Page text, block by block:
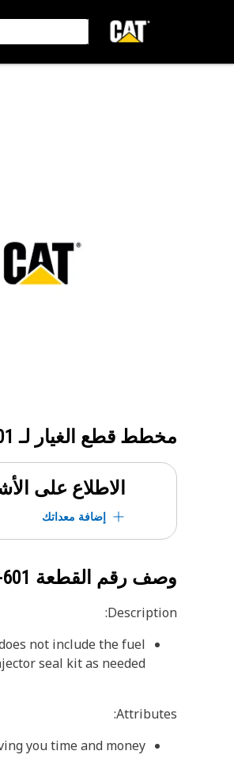
مخطط قطع الغيار لـ
الاطلاع على
إضافة معداتك
وصف رقم القطعة 601-4888
Description:
not include the fuel
seal kit as needed.
Attributes:
you time and money.